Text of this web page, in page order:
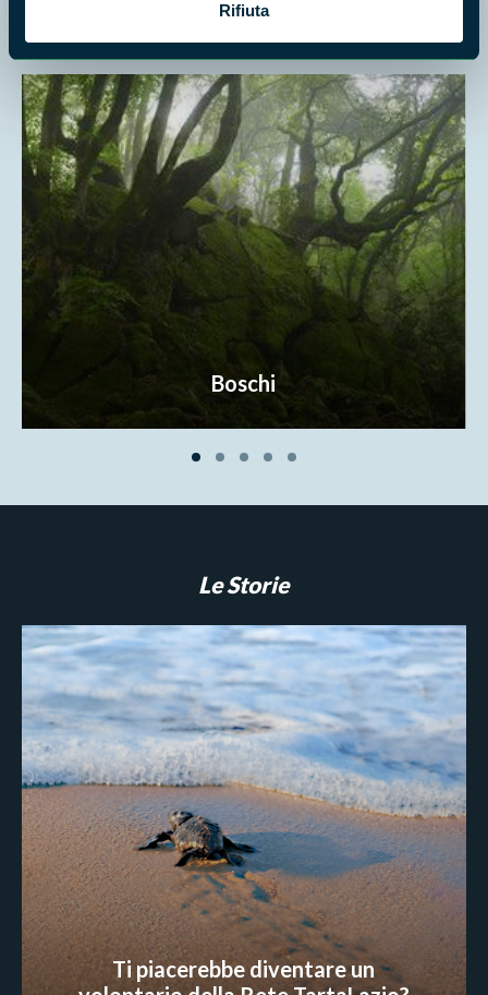
Rifiuta
Dove vuoi andare?
Boschi
Le Storie
Ti piacerebbe diventare un